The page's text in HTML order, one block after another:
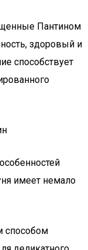
Пантином
здоровый и
способствует
имеет немало